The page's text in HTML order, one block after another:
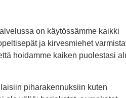
on käytössämme kaikki
ja kirvesmiehet
hoidamme kaiken puolestasi
piharakennuksiin kuten